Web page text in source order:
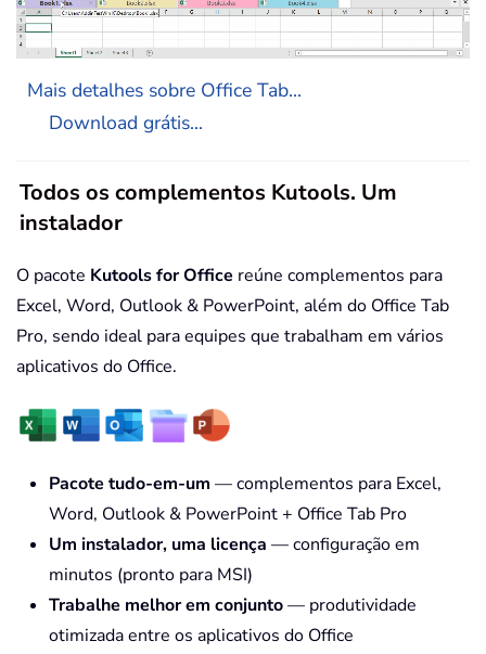
Mais detalhes sobre Office Tab...
Download grátis...
Todos os complementos Kutools. Um
instalador
O pacote Kutools for Office reúne complementos para
Excel, Word, Outlook & PowerPoint, além do Office Tab
Pro, sendo ideal para equipes que trabalham em vários
aplicativos do Office.
Pacote tudo-em-um — complementos para Excel,
Word, Outlook & PowerPoint + Office Tab Pro
Um instalador, uma licença — configuração em
minutos (pronto para MSI)
Trabalhe melhor em conjunto— produtividade
otimizada entre os aplicativos do Office